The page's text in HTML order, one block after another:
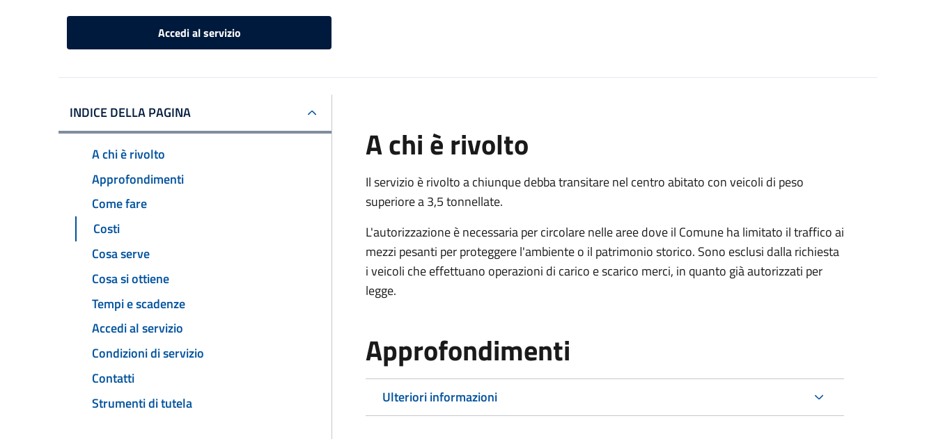
Accedi al servizio
INDICE DELLA PAGINA
A chi è rivolto
Approfondimenti
Come fare
Costi
Cosa serve
Cosa si ottiene
Tempi e scadenze
Accedi al servizio
Condizioni di servizio
Contatti
Strumenti di tutela
A chi è rivolto
Il servizio è rivolto a chiunque debba transitare nel centro abitato con veicoli di peso
superiore a 3,5 tonnellate.
L'autorizzazione è necessaria per circolare nelle aree dove il Comune ha limitato il traffico ai
mezzi pesanti per proteggere l'ambiente o il patrimonio storico. Sono esclusi dalla richiesta
i veicoli che effettuano operazioni di carico e scarico merci, in quanto già autorizzati per
legge.
Approfondimenti
Ulteriori informazioni